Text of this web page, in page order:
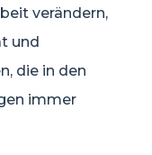
verändern,
und
die in den
immer